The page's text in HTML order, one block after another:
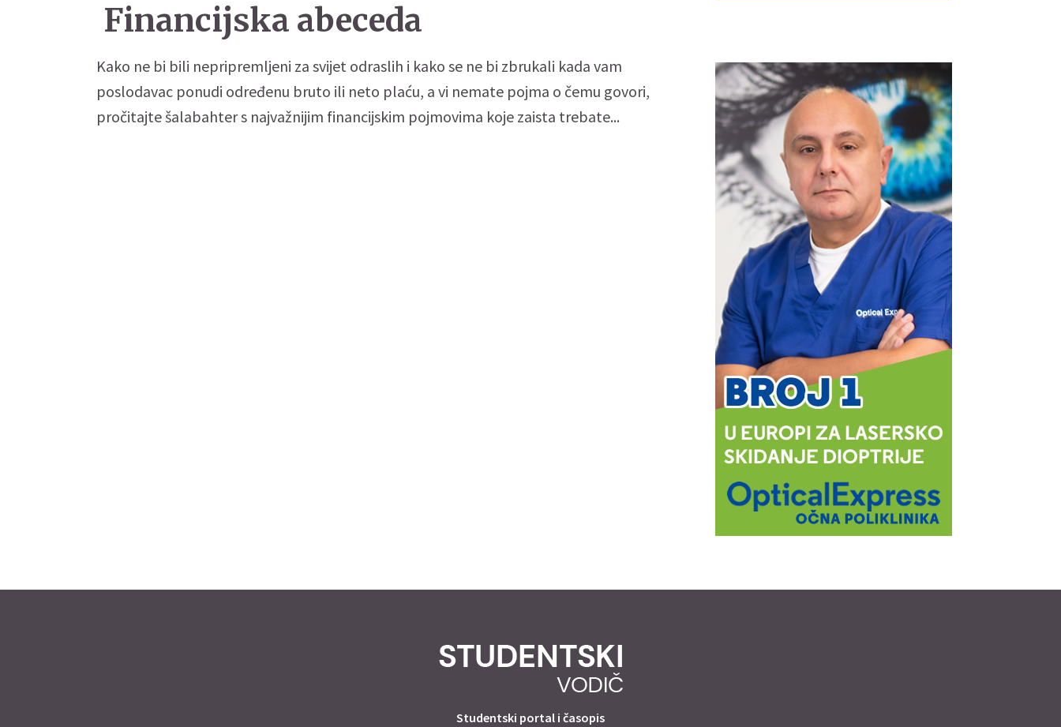
Financijska abeceda
Kako ne bi bili nepripremljeni za svijet odraslih i kako se ne bi zbrukali kada vam
poslodavac ponudi određenu bruto ili neto plaću, a vi nemate pojma o čemu govori,
pročitajte šalabahter s najvažnijim financijskim pojmovima koje zaista trebate...
Studentski portal i časopis